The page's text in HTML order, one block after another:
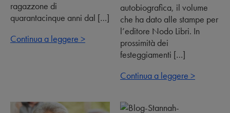
ragazzone di
quarantacinque anni dal […]
Continua a leggere >
autobiografica, il volume
che ha dato alle stampe per
l’editore Nodo Libri. In
prossimità dei
festeggiamenti […]
Continua a leggere >